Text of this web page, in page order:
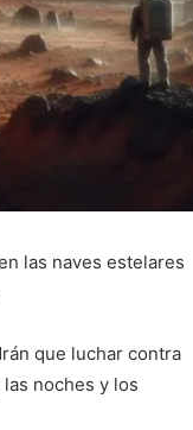
las naves estelares
que luchar contra
noches y los